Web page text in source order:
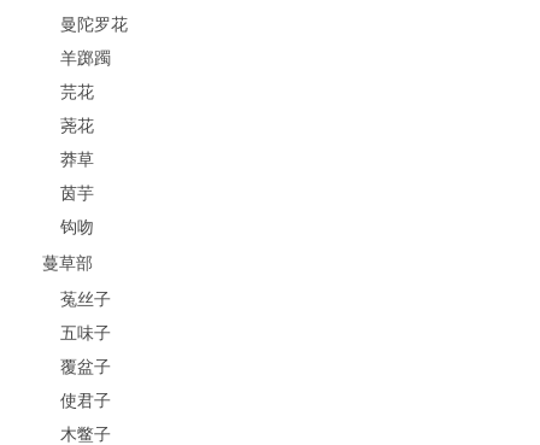
曼陀罗花
羊踯躅
芫花
荛花
莽草
茵芋
钩吻
蔓草部
菟丝子
五味子
覆盆子
使君子
木鳖子